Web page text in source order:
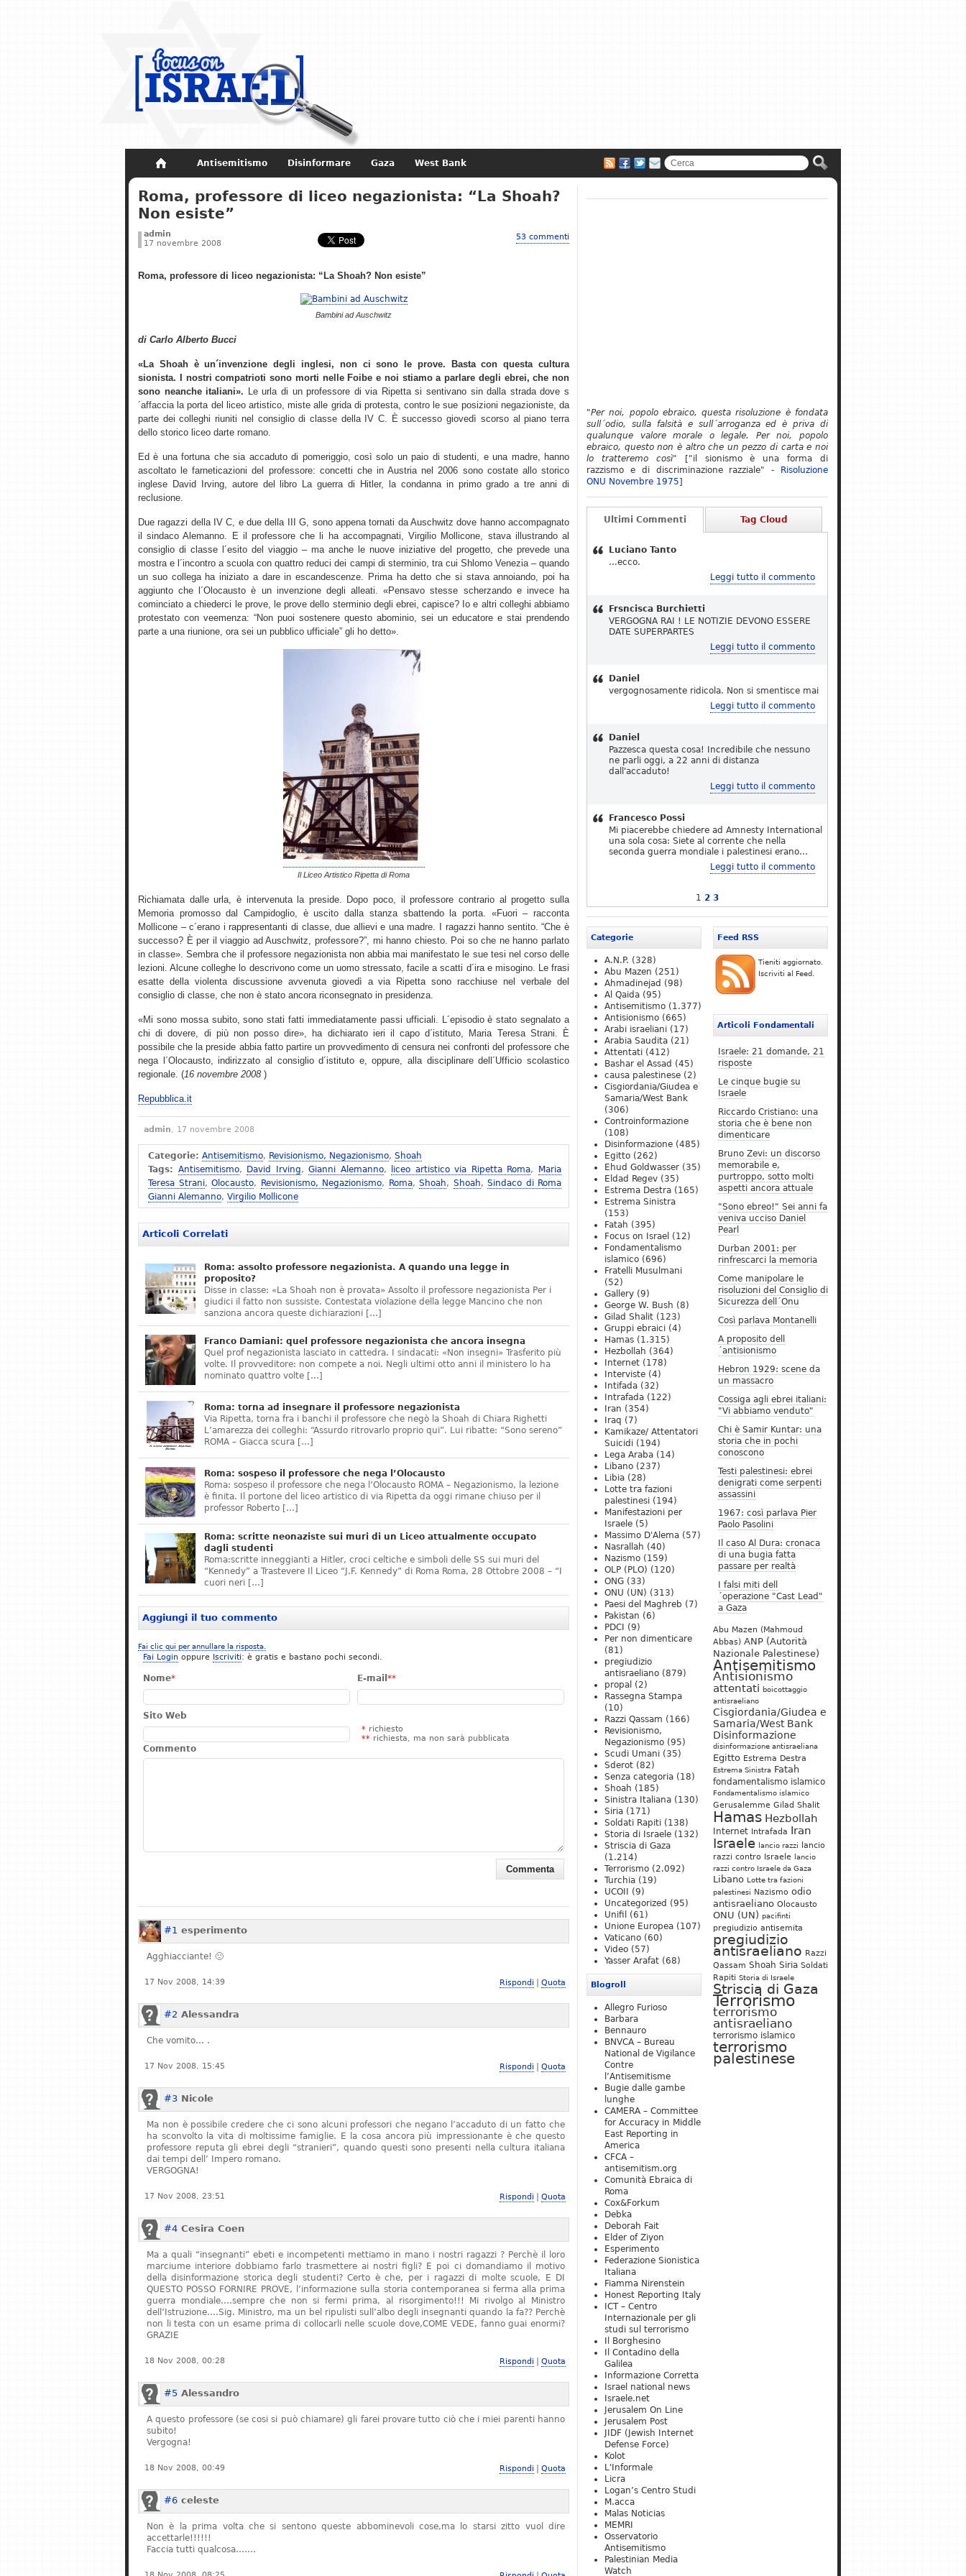
Antisemitismo Disinformare Gaza West Bank
Non dimenticare Storia di Israele
Roma, professore di liceo negazionista: “La Shoah?
Non esiste”
admin
17 novembre 2008
53 commenti
Roma, professore di liceo negazionista: “La Shoah? Non esiste”
Bambini ad Auschwitz
di Carlo Alberto Bucci
«La Shoah è un´invenzione degli inglesi, non ci sono le prove. Basta con questa cultura
sionista. I nostri compatrioti sono morti nelle Foibe e noi stiamo a parlare degli ebrei, che non
sono neanche italiani». Le urla di un professore di via Ripetta si sentivano sin dalla strada dove s
´affaccia la porta del liceo artistico, miste alle grida di protesta, contro le sue posizioni negazioniste, da
parte dei colleghi riuniti nel consiglio di classe della IV C. È successo giovedì scorso al piano terra
dello storico liceo darte romano.
Ed è una fortuna che sia accaduto di pomeriggio, così solo un paio di studenti, e una madre, hanno
ascoltato le farneticazioni del professore: concetti che in Austria nel 2006 sono costate allo storico
inglese David Irving, autore del libro La guerra di Hitler, la condanna in primo grado a tre anni di
reclusione.
Due ragazzi della IV C, e due della III G, sono appena tornati da Auschwitz dove hanno accompagnato
il sindaco Alemanno. E il professore che li ha accompagnati, Virgilio Mollicone, stava illustrando al
consiglio di classe l´esito del viaggio – ma anche le nuove iniziative del progetto, che prevede una
mostra e l´incontro a scuola con quattro reduci dei campi di sterminio, tra cui Shlomo Venezia – quando
un suo collega ha iniziato a dare in escandescenze. Prima ha detto che si stava annoiando, poi ha
aggiunto che l´Olocausto è un invenzione degli alleati. «Pensavo stesse scherzando e invece ha
cominciato a chiederci le prove, le prove dello sterminio degli ebrei, capisce? Io e altri colleghi abbiamo
protestato con veemenza: “Non puoi sostenere questo abominio, sei un educatore e stai prendendo
parte a una riunione, ora sei un pubblico ufficiale” gli ho detto».
Il Liceo Artistico Ripetta di Roma
Richiamata dalle urla, è intervenuta la preside. Dopo poco, il professore contrario al progetto sulla
Memoria promosso dal Campidoglio, è uscito dalla stanza sbattendo la porta. «Fuori – racconta
Mollicone – c´erano i rappresentanti di classe, due allievi e una madre. I ragazzi hanno sentito. “Che è
successo? È per il viaggio ad Auschwitz, professore?”, mi hanno chiesto. Poi so che ne hanno parlato
in classe». Sembra che il professore negazionista non abbia mai manifestato le sue tesi nel corso delle
lezioni. Alcune colleghe lo descrivono come un uomo stressato, facile a scatti d´ira e misogino. Le frasi
esatte della violenta discussione avvenuta giovedì a via Ripetta sono racchiuse nel verbale del
consiglio di classe, che non è stato ancora riconsegnato in presidenza.
«Mi sono mossa subito, sono stati fatti immediatamente passi ufficiali. L´episodio è stato segnalato a
chi di dovere, di più non posso dire», ha dichiarato ieri il capo d´istituto, Maria Teresa Strani. È
possibile che la preside abbia fatto partire un provvedimento di censura nei confronti del professore che
nega l´Olocausto, indirizzato al consiglio d´istituto e, oppure, alla disciplinare dell´Ufficio scolastico
regionale. (16 novembre 2008 )
Repubblica.it
admin, 17 novembre 2008
Categorie: Antisemitismo, Revisionismo, Negazionismo, Shoah
Tags: Antisemitismo, David Irving,Gianni Alemanno, liceo artistico via Ripetta Roma,
Maria
Teresa Strani, Olocausto, Revisionismo, Negazionismo, Roma, Shoah, Shoah, Sindaco di Roma
Gianni Alemanno, Virgilio Mollicone
Articoli Correlati
Roma: assolto professore negazionista. A quando una legge in
proposito?
Disse in classe: «La Shoah non è provata» Assolto il professore negazionista Per i
giudici il fatto non sussiste. Contestata violazione della legge Mancino che non
sanziona ancora queste dichiarazioni […]
Franco Damiani: quel professore negazionista che ancora insegna
Quel prof negazionista lasciato in cattedra. I sindacati: «Non insegni» Trasferito più
volte. Il provveditore: non compete a noi. Negli ultimi otto anni il ministero lo ha
nominato quattro volte […]
Roma: torna ad insegnare il professore negazionista
Via Ripetta, torna fra i banchi il professore che negò la Shoah di Chiara Righetti
L’amarezza dei colleghi: “Assurdo ritrovarlo proprio qui”. Lui ribatte: “Sono sereno”
ROMA – Giacca scura […]
Roma: sospeso il professore che nega l’Olocausto
Roma: sospeso il professore che nega l’Olocausto ROMA – Negazionismo, la lezione
è finita. Il portone del liceo artistico di via Ripetta da oggi rimane chiuso per il
professor Roberto […]
Roma: scritte neonaziste sui muri di un Liceo attualmente occupato
dagli studenti
Roma:scritte inneggianti a Hitler, croci celtiche e simboli delle SS sui muri del
“Kennedy” a Trastevere Il Liceo “J.F. Kennedy” di Roma Roma, 28 Ottobre 2008 – “I
cuori neri […]
Aggiungi il tuo commento
Fai clic qui per annullare la risposta.
Fai Login oppure Iscriviti: è gratis e bastano pochi secondi.
Nome* E-mail **
Sito Web
* richiesto
** richiesta, ma non sarà pubblicata
Commento
#1 esperimento
Agghiacciante! 🙁
17 Nov 2008, 14:39 Rispondi Quota
#2 Alessandra
Che vomito… .
17 Nov 2008, 15:45 Rispondi Quota
#3 Nicole
Ma non è possibile credere che ci sono alcuni professori che negano l’accaduto di un fatto che
ha sconvolto la vita di moltissime famiglie. E la cosa ancora più impressionante è che questo
professore reputa gli ebrei degli “stranieri”, quando questi sono presenti nella cultura italiana
dai tempi dell’ Impero romano.
VERGOGNA!
17 Nov 2008, 23:51 Rispondi Quota
#4 Cesira Coen
Ma a quali “insegnanti” ebeti e incompetenti mettiamo in mano i nostri ragazzi ? Perchè il loro
marciume interiore dobbiamo farlo trasmettere ai nostri figli? E poi ci domandiamo il motivo
della disinformazione storica degli studenti? Certo è che, per i ragazzi di molte scuole, E DI
QUESTO POSSO FORNIRE PROVE, l’informazione sulla storia contemporanea si ferma alla prima
guerra mondiale….sempre che non si fermi prima, al risorgimento!!! Mi rivolgo al Ministro
dell’Istruzione….Sig. Ministro, ma un bel ripulisti sull’albo degli insegnanti quando la fa?? Perchè
non li testa con un esame prima di collocarli nelle scuole dove,COME VEDE, fanno guai enormi?
GRAZIE
18 Nov 2008, 00:28 Rispondi Quota
#5 Alessandro
A questo professore (se cosi si può chiamare) gli farei provare tutto ciò che i miei parenti hanno
subito!
Vergogna!
18 Nov 2008, 00:49 Rispondi Quota
#6 celeste
Non è la prima volta che si sentono queste abbominevoli cose,ma lo starsi zitto vuol dire
accettarle!!!!!!
Faccia tutti qualcosa…….
"Per noi, popolo ebraico, questa risoluzione è fondata
sull´odio, sulla falsità e sull´arroganza ed è priva di
qualunque valore morale o legale. Per noi, popolo
ebraico, questo non è altro che un pezzo di carta e noi
lo tratteremo così" ["il sionismo è una forma di
razzismo e di discriminazione razziale" -
Risoluzione
ONU Novembre 1975]
Ultimi Commenti Tag Cloud
Luciano Tanto
...ecco.
Leggi tutto il commento
Frsncisca Burchietti
VERGOGNA RAI ! LE NOTIZIE DEVONO ESSERE
DATE SUPERPARTES
Leggi tutto il commento
Daniel
vergognosamente ridicola. Non si smentisce mai
Leggi tutto il commento
Daniel
Pazzesca questa cosa! Incredibile che nessuno
ne parli oggi, a 22 anni di distanza
dall'accaduto!
Leggi tutto il commento
Francesco Possi
Mi piacerebbe chiedere ad Amnesty International
una sola cosa: Siete al corrente che nella
seconda guerra mondiale i palestinesi erano…
Leggi tutto il commento
1 2 3
Feed RSS
Tieniti aggiornato.
Iscriviti al Feed.
Articoli Fondamentali
Israele: 21 domande, 21
risposte
Le cinque bugie su
Israele
Riccardo Cristiano: una
storia che è bene non
dimenticare
Bruno Zevi: un discorso
memorabile e,
purtroppo, sotto molti
aspetti ancora attuale
"Sono ebreo!" Sei anni fa
veniva ucciso Daniel
Pearl
Durban 2001: per
rinfrescarci la memoria
Come manipolare le
risoluzioni del Consiglio di
Sicurezza dell´Onu
Così parlava Montanelli
A proposito dell
´antisionismo
Hebron 1929: scene da
un massacro
Cossiga agli ebrei italiani:
"Vi abbiamo venduto"
Chi è Samir Kuntar: una
storia che in pochi
conoscono
Testi palestinesi: ebrei
denigrati come serpenti
assassini
1967: così parlava Pier
Paolo Pasolini
Il caso Al Dura: cronaca
di una bugia fatta
passare per realtà
I falsi miti dell
´operazione "Cast Lead"
a Gaza
Abu Mazen (Mahmoud
Abbas) ANP (Autorità
Nazionale Palestinese)
Antisemitismo
Antisionismo
attentati boicottaggio
antisraeliano
Cisgiordania/Giudea e
Samaria/West Bank
Disinformazione
disinformazione antisraeliana
Egitto Estrema Destra
Estrema Sinistra Fatah
fondamentalismo islamico
Fondamentalismo islamico
Gerusalemme Gilad Shalit
Hamas Hezbollah
Internet Intrafada Iran
Israele lancio razzi
lancio
razzi contro Israele lancio
razzi contro Israele da Gaza
Libano Lotte tra fazioni
palestinesi Nazismo odio
antisraeliano Olocausto
ONU (UN) pacifinti
pregiudizio antisemita
pregiudizio
antisraeliano Razzi
Qassam Shoah Siria Soldati
Rapiti Storia di Israele
Striscia di Gaza
Terrorismo
terrorismo
antisraeliano
terrorismo islamico
terrorismo
palestinese
Categorie
A.N.P. (328)
Abu Mazen (251)
Ahmadinejad (98)
Al Qaida (95)
Antisemitismo (1.377)
Antisionismo (665)
Arabi israeliani (17)
Arabia Saudita (21)
Attentati (412)
Bashar el Assad (45)
causa palestinese (2)
Cisgiordania/Giudea e
Samaria/West Bank
(306)
Controinformazione
(108)
Disinformazione (485)
Egitto (262)
Ehud Goldwasser (35)
Eldad Regev (35)
Estrema Destra (165)
Estrema Sinistra
(153)
Fatah (395)
Focus on Israel (12)
Fondamentalismo
islamico (696)
Fratelli Musulmani
(52)
Gallery (9)
George W. Bush (8)
Gilad Shalit (123)
Gruppi ebraici (4)
Hamas (1.315)
Hezbollah (364)
Internet (178)
Interviste (4)
Intifada (32)
Intrafada (122)
Iran (354)
Iraq (7)
Kamikaze/ Attentatori
Suicidi (194)
Lega Araba (14)
Libano (237)
Libia (28)
Lotte tra fazioni
palestinesi (194)
Manifestazioni per
Israele (5)
Massimo D'Alema (57)
Nasrallah (40)
Nazismo (159)
OLP (PLO) (120)
ONG (33)
ONU (UN) (313)
Paesi del Maghreb (7)
Pakistan (6)
PDCI
(9)
Per non dimenticare
(81)
pregiudizio
antisraeliano (879)
propal (2)
Rassegna Stampa
(10)
Razzi Qassam (166)
Revisionismo,
Negazionismo (95)
Scudi Umani (35)
Sderot (82)
Senza categoria (18)
Shoah (185)
Sinistra Italiana (130)
Siria (171)
Soldati Rapiti (138)
Storia di Israele (132)
Striscia di Gaza
(1.214)
Terrorismo (2.092)
Turchia (19)
UCOII
(9)
Uncategorized (95)
Unifil
(61)
Unione Europea (107)
Vaticano (60)
Video (57)
Yasser Arafat (68)
Blogroll
Allegro Furioso
Barbara
Bennauro
BNVCA – Bureau
National de Vigilance
Contre
l’Antisemitisme
Bugie dalle gambe
lunghe
CAMERA – Committee
for Accuracy in Middle
East Reporting in
America
CFCA –
antisemitism.org
Comunità Ebraica di
Roma
Cox&Forkum
Debka
Deborah Fait
Elder of Ziyon
Esperimento
Federazione Sionistica
Italiana
Fiamma Nirenstein
Honest Reporting Italy
ICT – Centro
Internazionale per gli
studi sul terrorismo
Il Borghesino
Il Contadino della
Galilea
Informazione Corretta
Israel national news
Israele.net
Jerusalem On Line
Jerusalem Post
JIDF (Jewish Internet
Defense Force)
Kolot
L'Informale
Licra
Logan’s Centro Studi
M.acca
Malas Noticias
MEMRI
Osservatorio
Antisemitismo
Palestinian Media
Watch